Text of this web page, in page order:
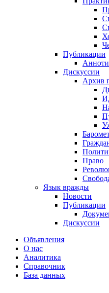
Публикации
Дискуссии
Архив
Право
Язык вражды
Новости
Публикации
Дискуссии
Объявления
О нас
Аналитика
Справочник
База данных